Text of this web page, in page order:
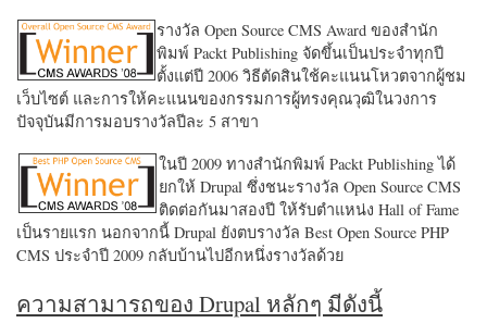
รางวัล Open Source CMS Award ของสำนัก
พิมพ์ Packt Publishing จัดขึ้นเป็นประจำทุกปี
ตั้งแต่ปี 2006 วิธีตัดสินใช้คะแนนโหวตจากผู้ชม
เว็บไซต์ และการให้คะแนนของกรรมการผู้ทรงคุณวุฒิในวงการ
ปัจจุบันมีการมอบรางวัลปีละ 5 สาขา
ในปี 2009 ทางสำนักพิมพ์ Packt Publishing ได้
ยกให้ Drupal ซึ่งชนะรางวัล Open Source CMS
ติดต่อกันมาสองปี ให้รับตำแหน่ง Hall of Fame
เป็นรายแรก นอกจากนี้ Drupal ยังตบรางวัล Best Open Source PHP
CMS ประจำปี 2009 กลับบ้านไปอีกหนึ่งรางวัลด้วย
ความสามารถของ Drupal หลักๆ มีดังนี้